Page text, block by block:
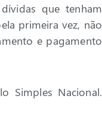
que tenham
primeira vez, não
e pagamento
Simples Nacional.